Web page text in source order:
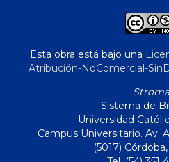
Esta obra está bajo una
Atribución-NoComercial-
Sistema de
Universidad
Campus Universitario. Av.
(5017)